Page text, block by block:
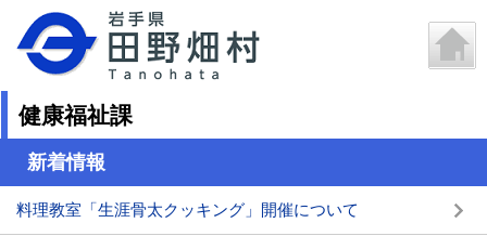
健康福祉課
新着情報
料理教室「生涯骨太クッキング」開催について